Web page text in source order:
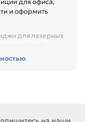
для офиса,
и оформить
для лазерных
для
для
код